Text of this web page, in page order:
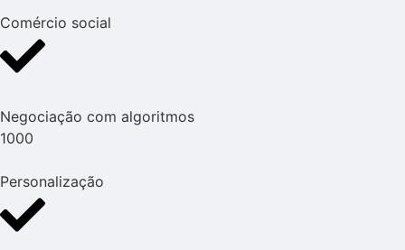
Comércio social
Negociação com algoritmos
1000
Personalização